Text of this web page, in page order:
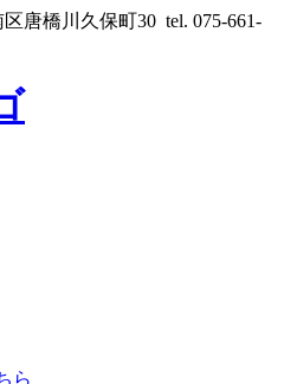
区唐橋川久保町30 tel. 075-661-